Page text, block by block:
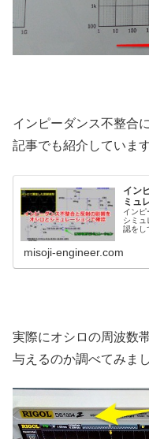
インピーダンス不整合
記事でも紹介しています
イン
ミュ
インピ
シミュ
認をし
misoji-engineer.com
実際にオシロの周波数
与えるのか調べてみまし